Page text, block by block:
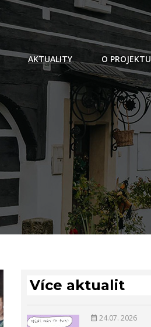
AKTUALITY O PROJEKTU
Více aktualit
24.07. 2026